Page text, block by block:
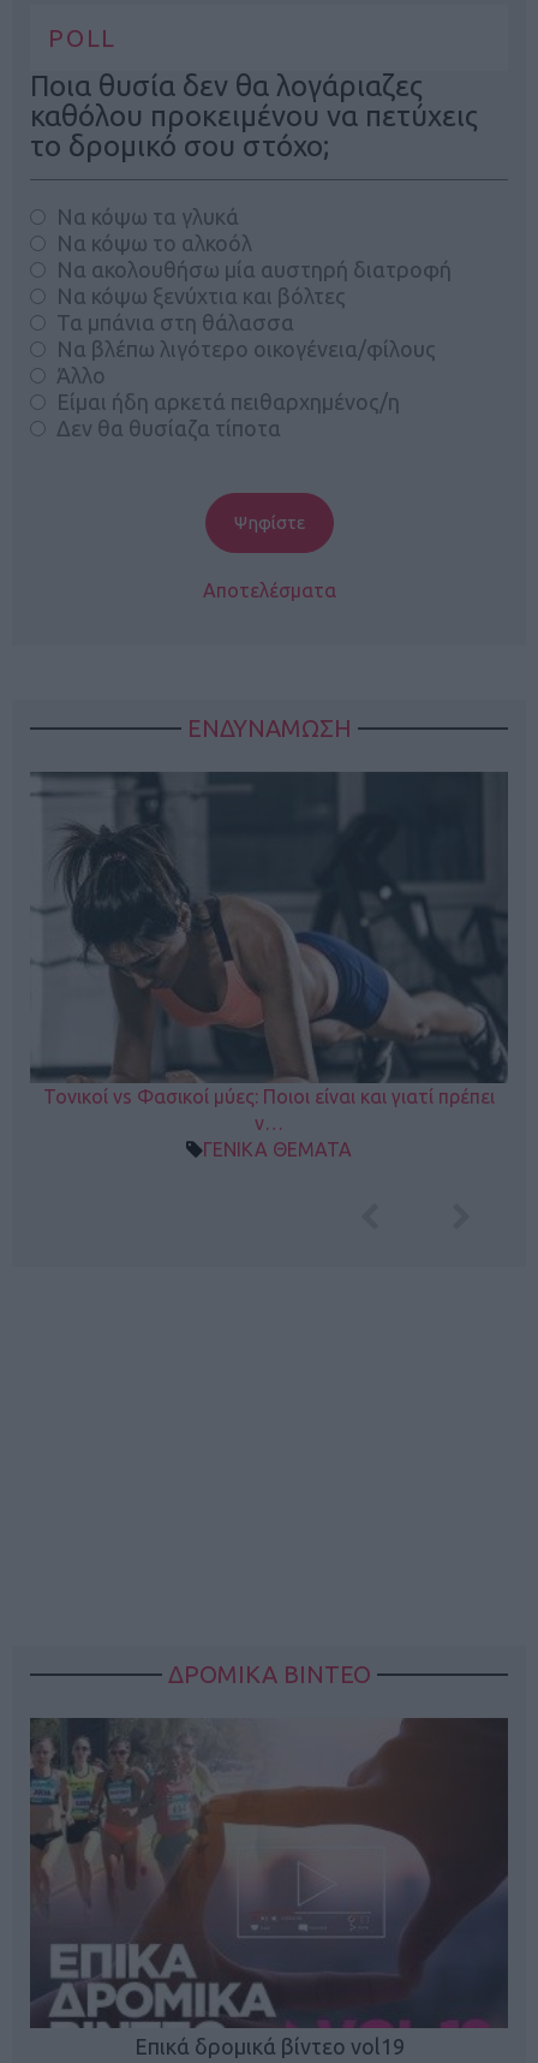
POLL
Ποια θυσία δεν θα λογάριαζες
καθόλου προκειμένου να πετύχεις
το δρομικό σου στόχο;
Να κόψω τα γλυκά
Να κόψω το αλκοόλ
Να ακολουθήσω μία αυστηρή διατροφή
Να κόψω ξενύχτια και βόλτες
Τα μπάνια στη θάλασσα
Να βλέπω λιγότερο οικογένεια/φίλους
Άλλο
Είμαι ήδη αρκετά πειθαρχημένος/η
Δεν θα θυσίαζα τίποτα
Αποτελέσματα
ΕΝΔΥΝΑΜΩΣΗ
Τονικοί vs Φασικοί μύες: Ποιοι είναι και γιατί πρέπει
ν…
ΓΕΝΙΚΑ ΘΕΜΑΤΑ
ΔΡΟΜΙΚΑ ΒΙΝΤΕΟ
Επικά δρομικά βίντεο vol19